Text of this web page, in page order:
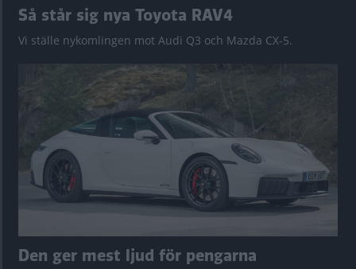
Så står sig nya Toyota RAV4
Vi ställe nykomlingen mot Audi Q3 och Mazda CX-5.
Den ger mest ljud för pengarna